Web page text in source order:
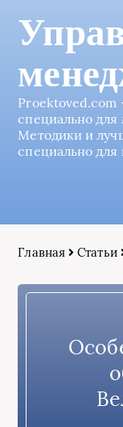
Proektoved.com
специально
Методики и
специально для
Главная Статьи